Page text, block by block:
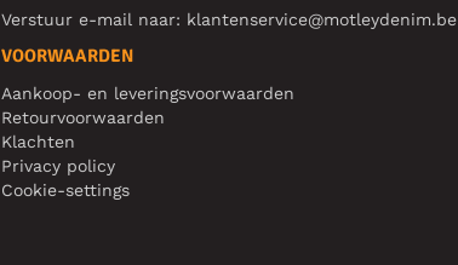
Verstuur e-mail naar: klantenservice@motleydenim.be
VOORWAARDEN
Aankoop- en leveringsvoorwaarden
Retourvoorwaarden
Klachten
Privacy policy
Cookie-settings